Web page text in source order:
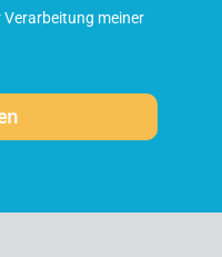
Verarbeitung meiner